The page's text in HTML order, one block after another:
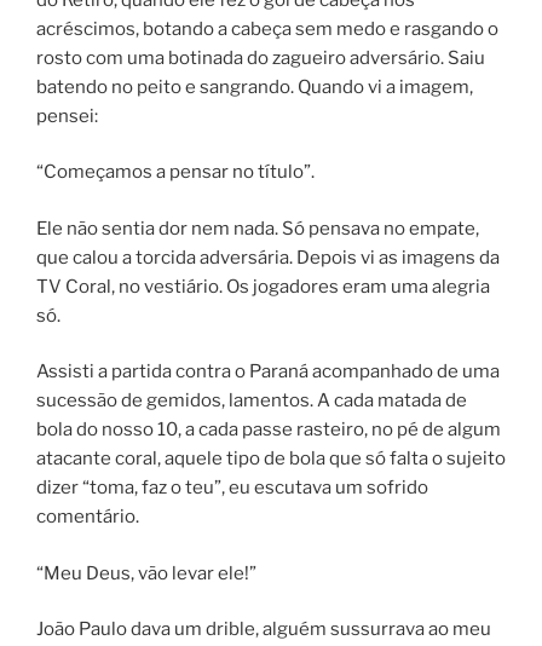
acréscimos, botando a cabeça sem medo e rasgando o
rosto com uma botinada do zagueiro adversário. Saiu
batendo no peito e sangrando. Quando vi a imagem,
pensei:
“Começamos a pensar no título”.
Ele não sentia dor nem nada. Só pensava no empate,
que calou a torcida adversária. Depois vi as imagens da
TV Coral, no vestiário. Os jogadores eram uma alegria
só.
Assisti a partida contra o Paraná acompanhado de uma
sucessão de gemidos, lamentos. A cada matada de
bola do nosso 10, a cada passe rasteiro, no pé de algum
atacante coral, aquele tipo de bola que só falta o sujeito
dizer “toma, faz o teu”, eu escutava um sofrido
comentário.
“Meu Deus, vão levar ele!”
João Paulo dava um drible, alguém sussurrava ao meu